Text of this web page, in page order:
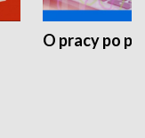
O pracy po